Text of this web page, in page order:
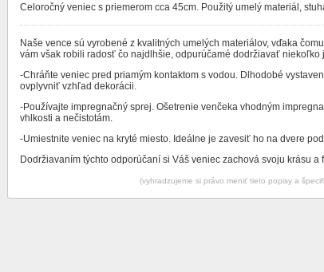
Celoročný veniec s priemerom cca 45cm. Použitý umelý materiál,
Naše vence sú vyrobené z kvalitných umelých materiálov, vďaka
vám však robili radosť čo najdlhšie, odpurúčamé dodržiavať niekoľko
-Chráňte veniec pred priamým kontaktom s vodou. Dlhodobé
ovplyvniť vzhľad dekorácii.
-Používajte impregnačný sprej. Ošetrenie venčeka vhodným
vhlkosti a nečistotám.
-Umiestnite veniec na kryté miesto. Ideálne je zavesiť ho na dvere
Dodržiavaním týchto odporúčaní si Váš veniec zachová svoju krásu a
(vyhradzujeme si právo meniť tieto popisy a